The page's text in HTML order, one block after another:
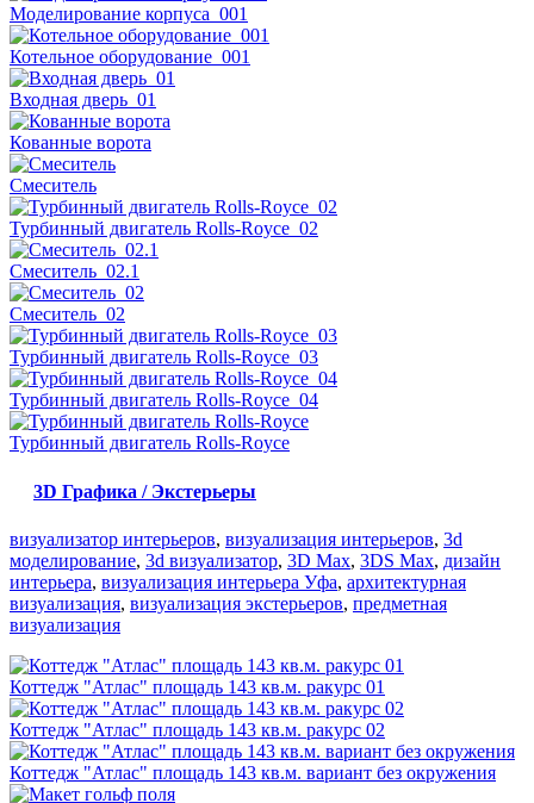
Моделирование корпуса_001
Котельное оборудование_001
Входная дверь_01
Кованные ворота
Смеситель
Турбинный двигатель Rolls-Royce_02
Смеситель_02.1
Смеситель_02
Турбинный двигатель Rolls-Royce_03
Турбинный двигатель Rolls-Royce_04
Турбинный двигатель Rolls-Royce
3D Графика / Экстерьеры
визуализатор интерьеров, визуализация интерьеров, 3d
моделирование, 3d визуализатор, 3D Max, 3DS Max, дизайн
интерьера, визуализация интерьера Уфа, архитектурная
визуализация, визуализация экстерьеров, предметная
визуализация
Коттедж "Атлас" площадь 143 кв.м. ракурс 01
Коттедж "Атлас" площадь 143 кв.м. ракурс 02
Коттедж "Атлас" площадь 143 кв.м. вариант без окружения